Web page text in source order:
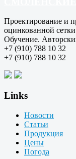
Проектирование и
оцинкованной сетки
Обучение.
+7 (910) 788 10 32
+7 (910) 788 10 32
Links
Новости
Статьи
Продукция
Цены
Погода